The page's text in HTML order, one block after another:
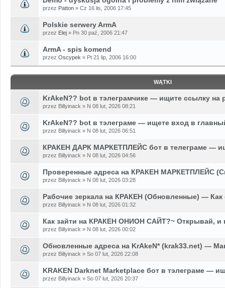
przez Patton » Cz 16 lis, 2006 17:45
Polskie serwery ArmA
przez Elej » Pn 30 paź, 2006 21:47
ArmA - spis komend
przez Oscypek » Pt 21 lip, 2006 16:00
WĄTKI
KrAkeN?? bot в тэлеграмчике — ищите ссылку на
przez Billyinack » N 08 lut, 2026 08:21
KrAkeN?? bot в тэлеграме — ищете вход в
przez Billyinack » N 08 lut, 2026 06:51
КРАКЕН ДАРК МАРКЕТПЛЕЙС бот в телеграме —
przez Billyinack » N 08 lut, 2026 04:56
Проверенные адреса на КРАКЕН МАРКЕТПЛЕЙС
przez Billyinack » N 08 lut, 2026 03:28
Рабочие зеркала на КРАКЕН (Обновленные) — Как
przez Billyinack » N 08 lut, 2026 01:32
Как зайти на КРАКЕН ОНИОН САЙТ?~ Открывай, и
przez Billyinack » N 08 lut, 2026 00:02
Обновленные адреса на KrAkeN* (krak33.net) —
przez Billyinack » So 07 lut, 2026 22:08
KRAKEN Darknet Marketplace бот в тэлеграме —
przez Billyinack » So 07 lut, 2026 20:37